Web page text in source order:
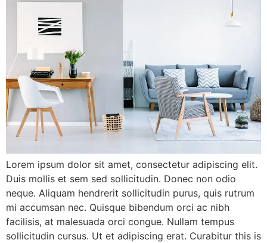
Lorem ipsum dolor sit amet, consectetur adipiscing elit.
Duis mollis et sem sed sollicitudin. Donec non odio
neque. Aliquam hendrerit sollicitudin purus, quis rutrum
mi accumsan nec. Quisque bibendum orci ac nibh
facilisis, at malesuada orci congue. Nullam tempus
sollicitudin cursus. Ut et adipiscing erat. Curabitur this is